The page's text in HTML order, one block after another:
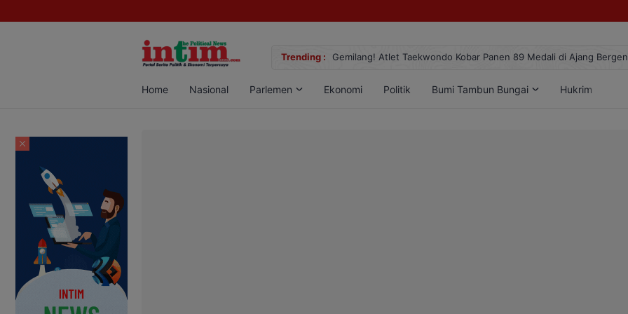
Trending :
Sabu di Pangkalan Bun, Dua Pelaku Diamankan Gemilang! Atlet Taekwondo Kobar Panen 89 Medali di Ajang
Home Nasional Parlemen Ekonomi Politik Bumi Tambun Bungai Hukrim